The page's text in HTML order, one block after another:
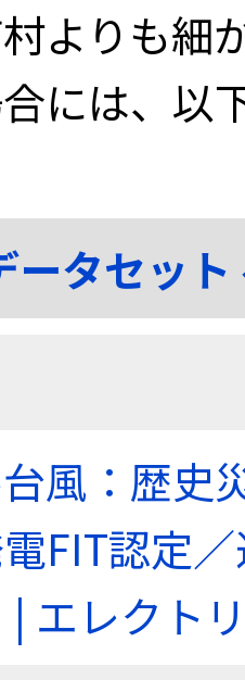
よりも細
には、以
ータセッ
風：歴史
FIT認定
| エレクト